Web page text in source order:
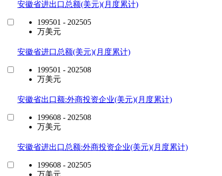
安徽省进出口总额(美元)(月度累计)
199501 - 202505
万美元
安徽省进口总额(美元)(月度累计)
199501 - 202508
万美元
安徽省出口额:外商投资企业(美元)(月度累计)
199608 - 202508
万美元
安徽省进出口总额:外商投资企业(美元)(月度累计)
199608 - 202505
万美元